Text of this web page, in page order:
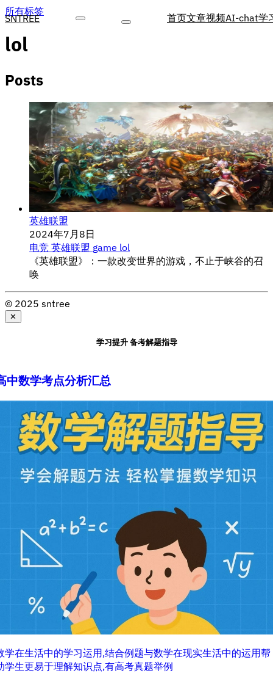
SNTREE 首页文章视频AI-chat学
所有标签
lol
Posts
英雄联盟
2024年7月8日
电竞 英雄联盟 game lol
《英雄联盟》：一款改变世界的游戏，不止于峡谷的召
唤
© 2025 sntree
✕
学习提升 备考解题指导
中数学考点分析汇总
学在生活中的学习运用,结合例题与数学在现实生活中的运用帮
学生更易于理解知识点,有高考真题举例